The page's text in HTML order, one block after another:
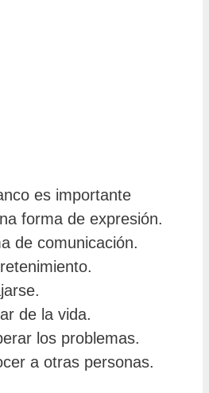
es importante
forma de expresión.
de comunicación.
de la vida.
los problemas.
a otras personas.